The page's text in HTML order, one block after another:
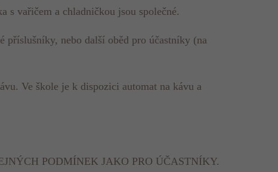
s vařičem a chladničkou jsou společné.
příslušníky, nebo další oběd pro účastníky (na
Ve škole je k dispozici automat na kávu a
PODMÍNEK JAKO PRO ÚČASTNÍKY.